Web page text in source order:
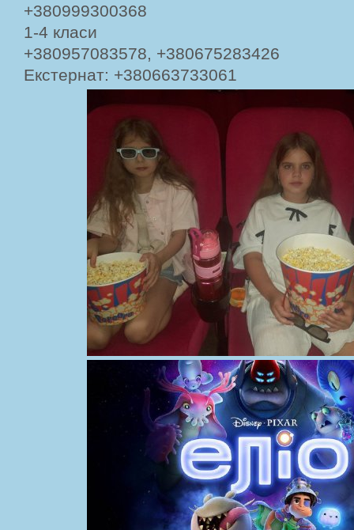
+380999300368
1-4 класи
+380957083578, +380675283426
Екстернат: +380663733061